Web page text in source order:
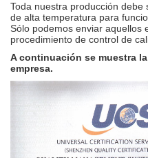
Toda nuestra producción
de alta temperatura para
Sólo podemos enviar aquellos
procedimiento de control de
A continuación se muestra
empresa.